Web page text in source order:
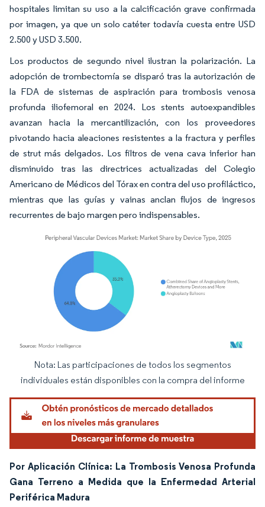
hospitales limitan su uso a la calcificación grave confirmada
por imagen, ya que un solo catéter todavía cuesta entre USD
2.500 y USD 3.500.
Los productos de segundo nivel ilustran la polarización. La
adopción de trombectomía se disparó tras la autorización de
la FDA de sistemas de aspiración para trombosis venosa
profunda iliofemoral en 2024. Los stents autoexpandibles
avanzan hacia la mercantilización, con los proveedores
pivotando hacia aleaciones resistentes a la fractura y perfiles
de strut más delgados. Los filtros de vena cava inferior han
disminuido tras las directrices actualizadas del Colegio
Americano de Médicos del Tórax en contra del uso profiláctico,
mientras que las guías y vainas anclan flujos de ingresos
recurrentes de bajo margen pero indispensables.
Imagen © Mordor Intelligence. El uso requiere atribución según CC BY 4.0.
Nota: Las participaciones de todos los segmentos
individuales están disponibles con la compra del informe
Por Aplicación Clínica: La Trombosis Venosa Profunda
Gana Terreno a Medida que la Enfermedad Arterial
Periférica Madura